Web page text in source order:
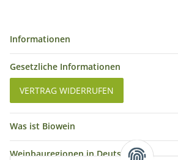
Informationen
Gesetzliche Informationen
VERTRAG WIDERRUFEN
Was ist Biowein
Weinbauregionen in Deutschland